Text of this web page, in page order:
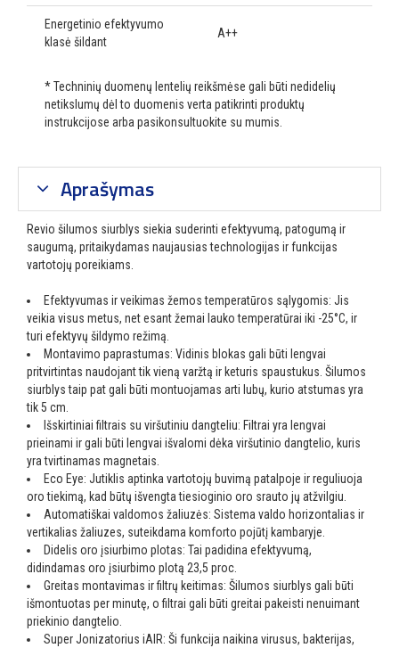
Energetinio efektyvumo
klasė šildant
A++
* Techninių duomenų lentelių reikšmėse gali būti nedidelių
netikslumų dėl to duomenis verta patikrinti produktų
instrukcijose arba pasikonsultuokite su mumis.
Aprašymas
Revio šilumos siurblys siekia suderinti efektyvumą, patogumą ir
saugumą, pritaikydamas naujausias technologijas ir funkcijas
vartotojų poreikiams.
Efektyvumas ir veikimas žemos temperatūros sąlygomis: Jis
veikia visus metus, net esant žemai lauko temperatūrai iki -25°C, ir
turi efektyvų šildymo režimą.
Montavimo paprastumas: Vidinis blokas gali būti lengvai
pritvirtintas naudojant tik vieną varžtą ir keturis spaustukus. Šilumos
siurblys taip pat gali būti montuojamas arti lubų, kurio atstumas yra
tik 5 cm.
Išskirtiniai filtrais su viršutiniu dangteliu: Filtrai yra lengvai
prieinami ir gali būti lengvai išvalomi dėka viršutinio dangtelio, kuris
yra tvirtinamas magnetais.
Eco Eye: Jutiklis aptinka vartotojų buvimą patalpoje ir reguliuoja
oro tiekimą, kad būtų išvengta tiesioginio oro srauto jų atžvilgiu.
Automatiškai valdomos žaliuzės: Sistema valdo horizontalias ir
vertikalias žaliuzes, suteikdama komforto pojūtį kambaryje.
Didelis oro įsiurbimo plotas: Tai padidina efektyvumą,
didindamas oro įsiurbimo plotą 23,5 proc.
Greitas montavimas ir filtrų keitimas: Šilumos siurblys gali būti
išmontuotas per minutę, o filtrai gali būti greitai pakeisti nenuimant
priekinio dangtelio.
Super Jonizatorius iAIR: Ši funkcija naikina virusus, bakterijas,